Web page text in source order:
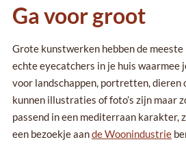
Ga voor groot
Grote kunstwerken hebben de
echte eyecatchers in je huis waarmee
voor landschappen, portretten,
kunnen illustraties of foto’s zijn maar
passend in een mediterraan karakter,
een bezoekje aande Woonindustrie